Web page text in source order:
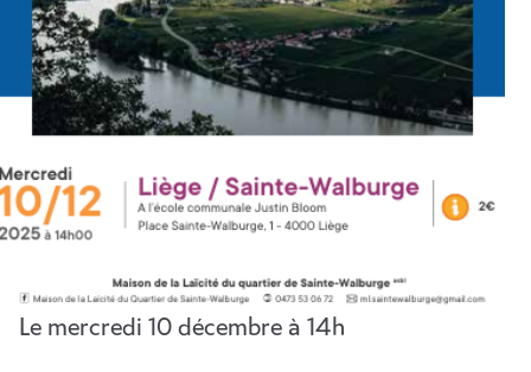
Le mercredi 10 décembre à 14h